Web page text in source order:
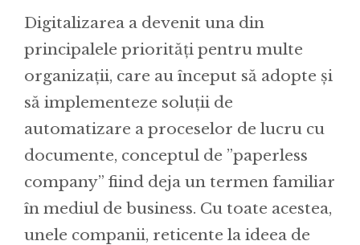
Digitalizarea a devenit una din
principalele priorități pentru multe
organizații, care au început să adopte și
să implementeze soluții de
automatizare a proceselor de lucru cu
documente, conceptul de ”paperless
company” fiind deja un termen familiar
în mediul de business. Cu toate acestea,
unele companii, reticente la ideea de